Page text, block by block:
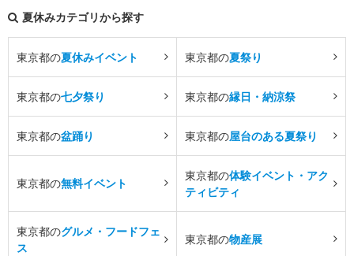
夏休みカテゴリから探す
東京都の夏休みイベント 東京都の夏祭り
東京都の七夕祭り 東京都の縁日・納涼祭
東京都の盆踊り 東京都の屋台のある夏祭り
東京都の無料イベント
東京都の体験イベント・アク
ティビティ
東京都のグルメ・フードフェ
ス
東京都の物産展